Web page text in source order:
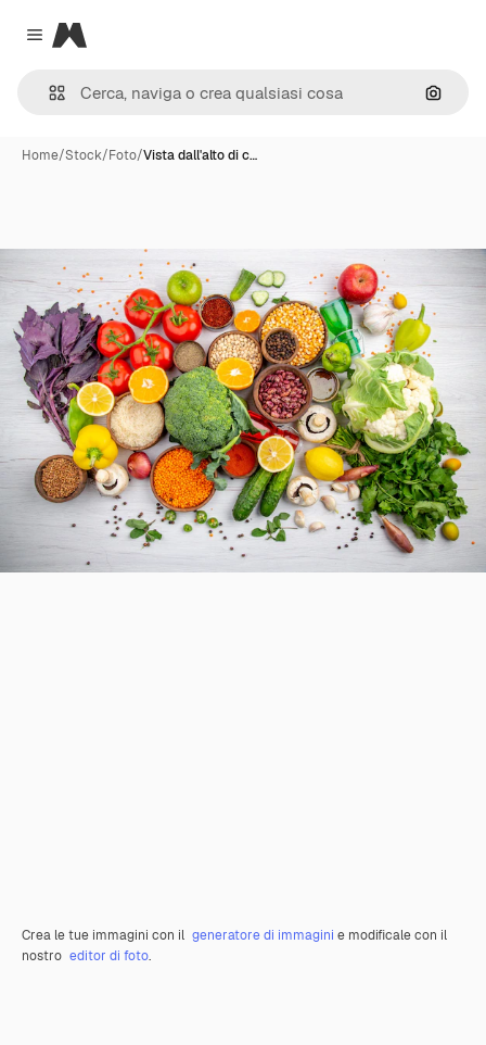
Close menu
Magnific
Cerca
Home/Stock/Foto/Vista dall'alto di c…
Crea le tue immagini con il generatore di immagini e modificale con il
nostro editor di foto.